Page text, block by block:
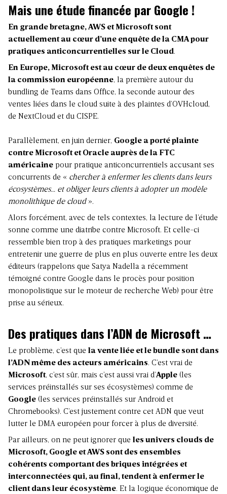
Mais une étude financée par Google !
En grande bretagne, AWS et Microsoft sont
actuellement au cœur d’une enquête de la CMA pour
pratiques anticoncurrentielles sur le Cloud.
En Europe, Microsoft est au cœur de deux enquêtes de
la commission européenne, la première autour du
bundling de Teams dans Office, la seconde autour des
ventes liées dans le cloud suite à des plaintes d’OVHcloud,
de NextCloud et du CISPE.
Parallèlement, en juin dernier, Google a porté plainte
contre Microsoft et Oracle auprès de la FTC
américaine pour pratique anticoncurrentiels accusant ses
concurrents de « chercher à enfermer les clients dans leurs
écosystèmes… et obliger leurs clients à adopter un modèle
monolithique de cloud».
Alors forcément, avec de tels contextes, la lecture de l’étude
sonne comme une diatribe contre Microsoft. Et celle-ci
ressemble bien trop à des pratiques marketings pour
entretenir une guerre de plus en plus ouverte entre les deux
éditeurs (rappelons que Satya Nadella a récemment
témoigné contre Google dans le procès pour position
monopolistique sur le moteur de recherche Web) pour être
prise au sérieux.
Des pratiques dans l’ADN de Microsoft …
Le problème, c’est que la vente liée et le bundle sont dans
l’ADN même des acteurs américains. C’est vrai de
Microsoft, c’est sûr, mais c’est aussi vrai d’Apple (les
services préinstallés sur ses écosystèmes) comme de
Google (les services préinstallés sur Android et
Chromebooks). C’est justement contre cet ADN que veut
lutter le DMA européen pour forcer à plus de diversité.
Par ailleurs, on ne peut ignorer que les univers clouds de
Microsoft, Google et AWS sont des ensembles
cohérents comportant des briques intégrées et
interconnectées qui, au final, tendent à enfermer le
client dans leur écosystème. Et la logique économique de